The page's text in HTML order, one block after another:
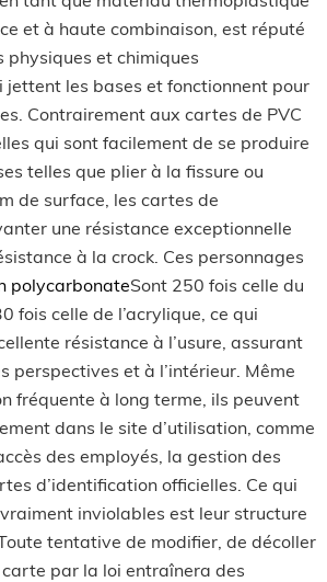
et à haute combinaison, est réputé
physiques et chimiques
jettent les bases et fonctionnent pour
Contrairement aux cartes de PVC
qui sont facilement de se produire
telles que plier à la fissure ou
de surface, les cartes de
une résistance exceptionnelle
à la crock. Ces personnages
polycarbonateSont 250 fois celle du
fois celle de l’acrylique, ce qui
résistance à l’usure, assurant
perspectives et à l’intérieur. Même
fréquente à long terme, ils peuvent
dans le site d’utilisation, comme
des employés, la gestion des
d’identification officielles. Ce qui
inviolables est leur structure
tentative de modifier, de décoller
par la loi entraînera des